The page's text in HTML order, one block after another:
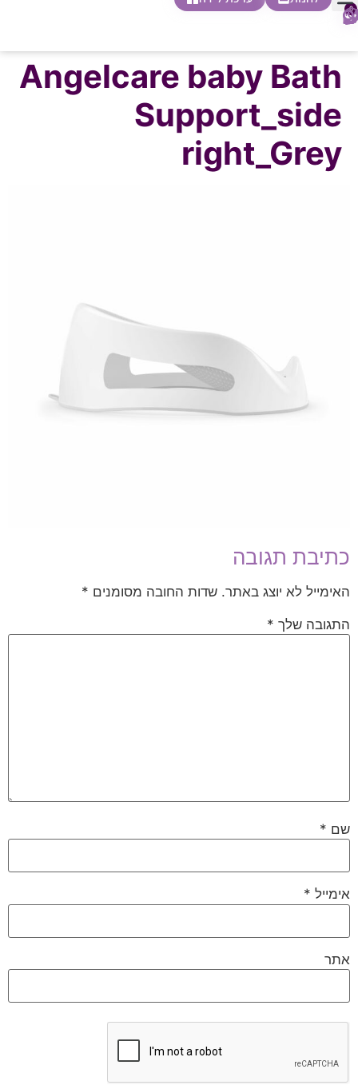
0
Angelcare baby Bath
Support_side
right_Grey
כתיבת תגובה
האימייל לא יוצג באתר. שדות החובה מסומנים *
התגובה שלך *
שם *
אימייל *
אתר